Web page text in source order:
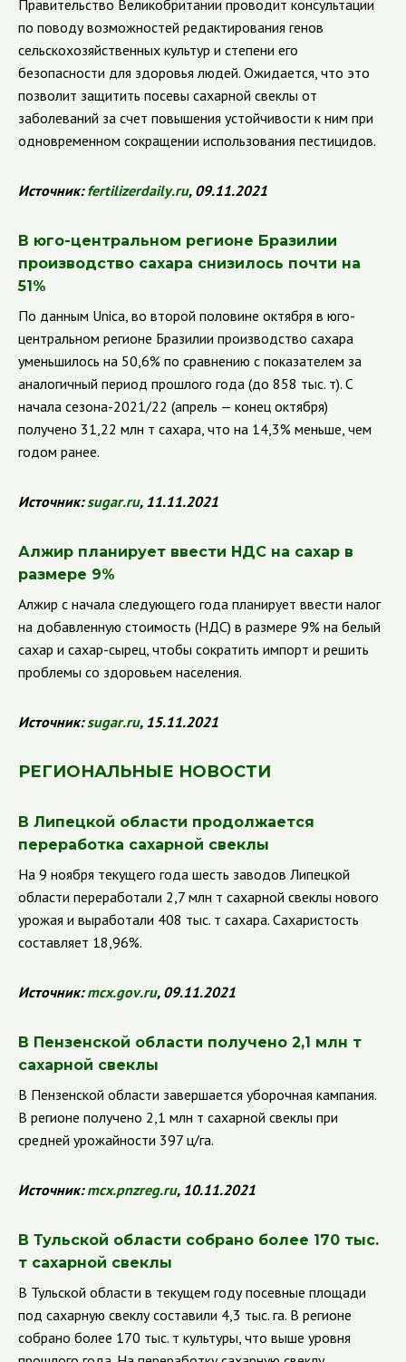
Правительство Великобритании проводит консультации
по поводу возможностей редактирования генов
сельскохозяйственных культур и степени его
безопасности для здоровья людей. Ожидается, что это
позволит защитить посевы сахарной свеклы от
заболеваний за счет повышения устойчивости к ним при
одновременном сокращении использования пестицидов.
Источник:fertilizerdaily.ru, 09.11.2021
В юго-центральном регионе Бразилии
производство сахара снизилось почти на
51%
По данным Unica, во второй половине октября в юго-
центральном регионе Бразилии производство сахара
уменьшилось на 50,6% по сравнению с показателем за
аналогичный период прошлого года (до 858 тыс. т). С
начала сезона-2021/22 (апрель — конец октября)
получено 31,22 млн т сахара, что на 14,3% меньше, чем
годом ранее.
Источник:sugar.ru, 11.11.2021
Алжир планирует ввести НДС на сахар в
размере 9%
Алжир с начала следующего года планирует ввести налог
на добавленную стоимость (НДС) в размере 9% на белый
сахар и сахар-сырец, чтобы сократить импорт и решить
проблемы со здоровьем населения.
Источник:sugar.ru, 15.11.2021
РЕГИОНАЛЬНЫЕ НОВОСТИ
В Липецкой области продолжается
переработка сахарной свеклы
На 9 ноября текущего года шесть заводов Липецкой
области переработали 2,7 млн т сахарной свеклы нового
урожая и выработали 408 тыс. т сахара. Сахаристость
составляет 18,96%.
Источник:mcx.gov.ru, 09.11.2021
В Пензенской области получено 2,1 млн т
сахарной свеклы
В Пензенской области завершается уборочная кампания.
В регионе получено 2,1 млн т сахарной свеклы при
средней урожайности 397 ц/га.
Источник:mcx.pnzreg.ru, 10.11.2021
В Тульской области собрано более 170 тыс.
т сахарной свеклы
В Тульской области в текущем году посевные площади
под сахарную свеклу составили 4,3 тыс. га. В регионе
собрано более 170 тыс. т культуры, что выше уровня